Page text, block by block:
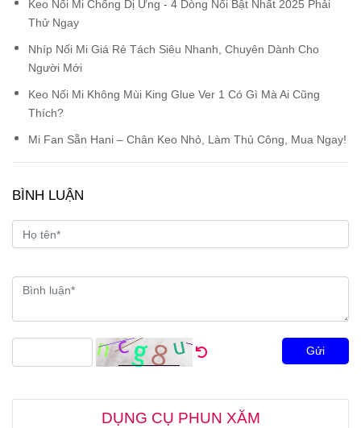
Keo Nối Mi Chống Dị Ứng - 4 Dòng Nổi Bật Nhất 2025 Phải
Thử Ngay
Nhíp Nối Mi Giá Rẻ Tách Siêu Nhanh, Chuyên Dành Cho
Người Mới
Keo Nối Mi Không Mùi King Glue Ver 1 Có Gì Mà Ai Cũng
Thích?
Mi Fan Sẵn Hani – Chân Keo Nhỏ, Làm Thủ Công, Mua Ngay!
BÌNH LUẬN
Gửi
DỤNG CỤ PHUN XĂM